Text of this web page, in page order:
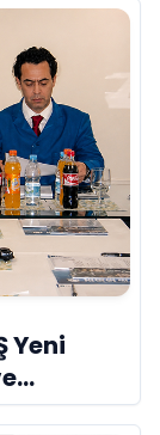
Yeni
Vizyon